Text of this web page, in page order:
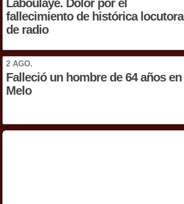
Laboulaye. Dolor por el
fallecimiento de histórica locutora
de radio
2 AGO.
Falleció un hombre de 64 años en
Melo